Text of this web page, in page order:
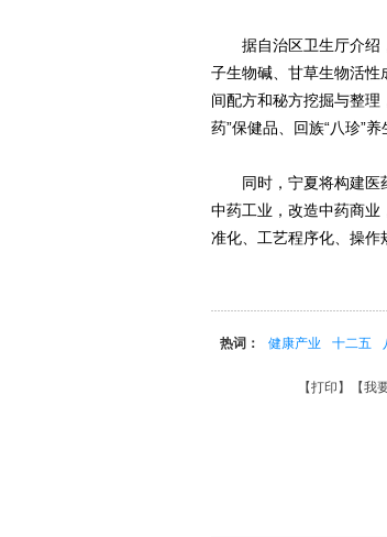
据自治区卫生厅介绍，
子生物碱、甘草生物活性
间配方和秘方挖掘与整
药”保健品、回族“八珍”
同时，宁夏将构建医药
中药工业，改造中药商
准化、工艺程序化、操作
热词： 健康产业 十二五
【打印 】【我